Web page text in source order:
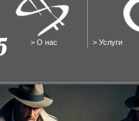
> О нас > Услуги